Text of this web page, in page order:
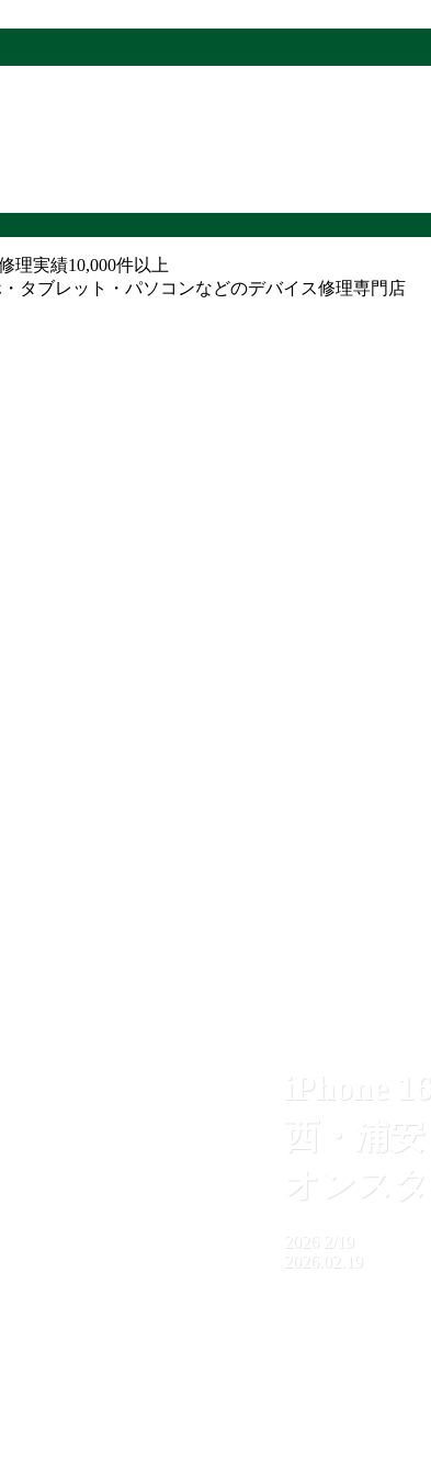
理実績10,000件以上
タブレット・パソコンなどのデバイス修理専門店
iPhone
西・浦
オンス
2026 2/19
2026.02.19